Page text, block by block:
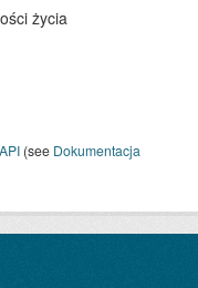
życia
API (see Dokumentacja